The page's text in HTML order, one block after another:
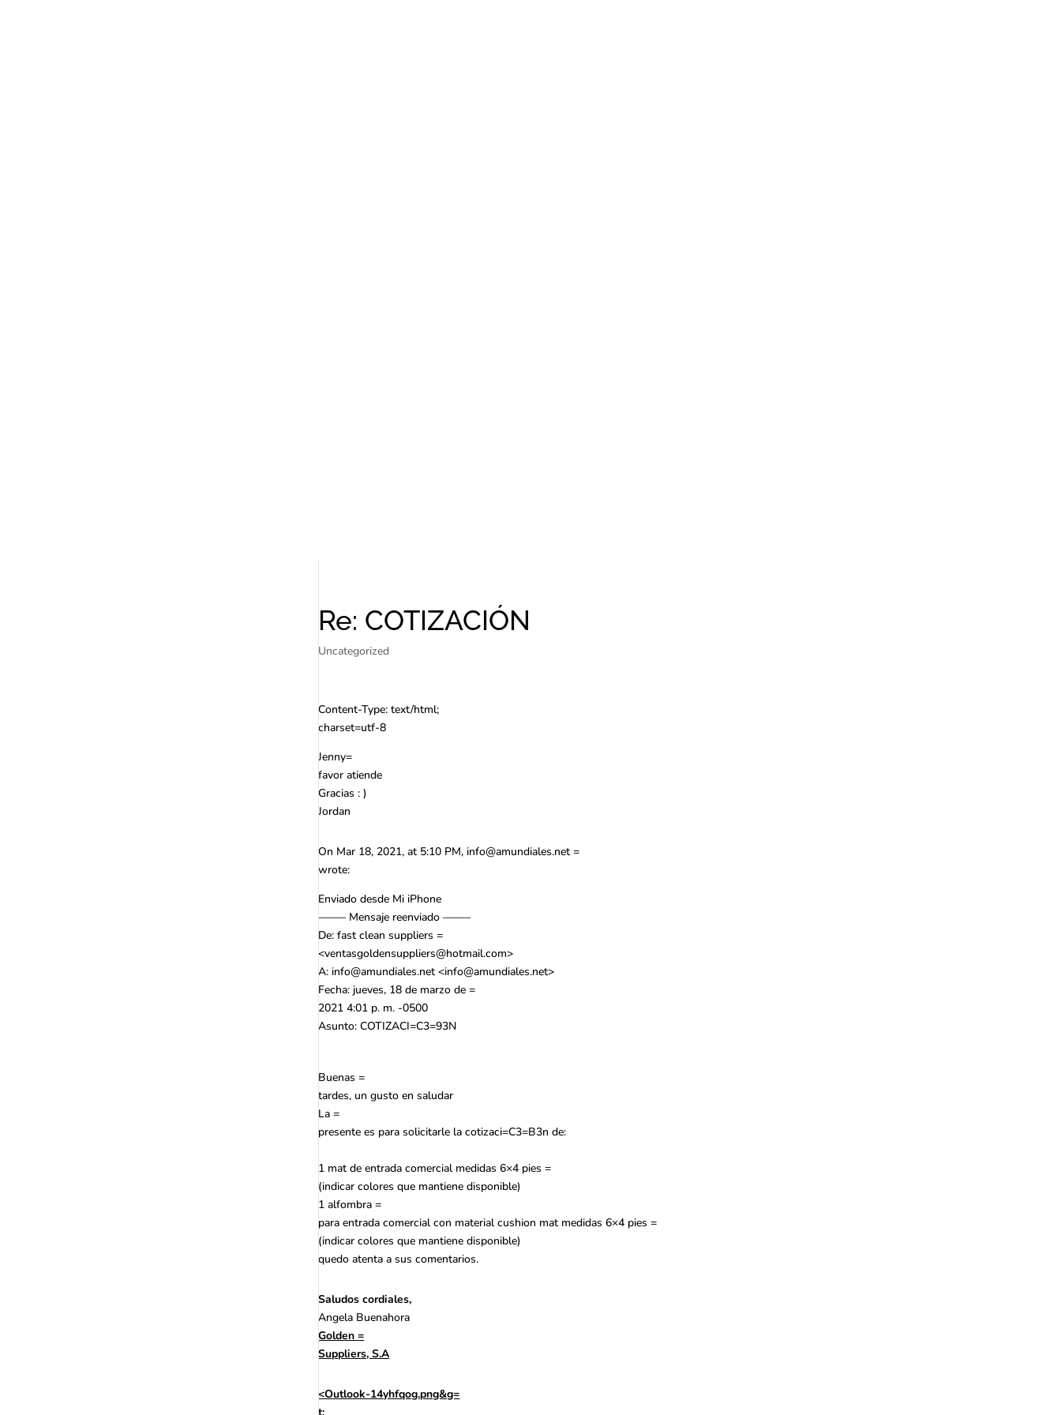
Re: COTIZACIÓN
Uncategorized
Content-Type: text/html;
charset=utf-8
Jenny=
favor atiende
Gracias : )
Jordan
On Mar 18, 2021, at 5:10 PM, info@amundiales.net =
wrote:
Enviado desde Mi iPhone
——– Mensaje reenviado ——–
De: fast clean suppliers =
<ventasgoldensuppliers@hotmail.com>
A: info@amundiales.net <info@amundiales.net>
Fecha: jueves, 18 de marzo de =
2021 4:01 p. m. -0500
Asunto: COTIZACI=C3=93N
Buenas =
tardes, un gusto en saludar
La =
presente es para solicitarle la cotizaci=C3=B3n de:
1 mat de entrada comercial medidas 6×4 pies =
(indicar colores que mantiene disponible)
1alfombra =
para entrada comercial con material cushion mat medidas 6×4 pies =
(indicar colores que mantiene disponible)
quedo atenta a sus comentarios.
Saludos cordiales,
Angela Buenahora
Golden =
Suppliers, S.A
<Outlook-14yhfqog.png&g=
t;